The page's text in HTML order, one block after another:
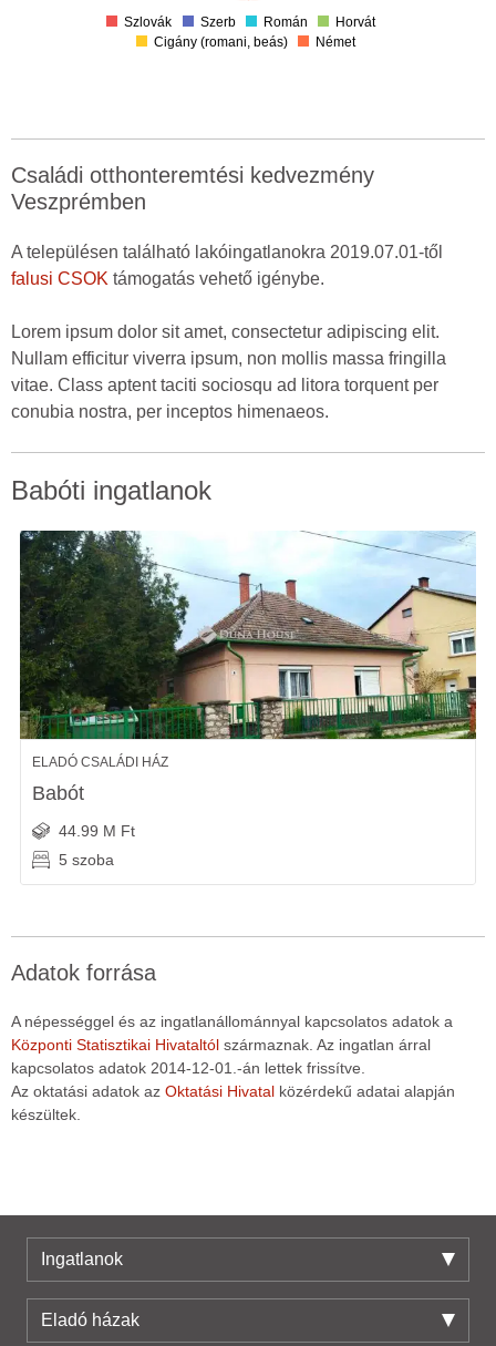
Szlovák Szerb Román
Horvát
Cigány (romani, beás)
Német
Családi otthonteremtési kedvezmény
Veszprémben
A településen található lakóingatlanokra 2019.07.01-től
falusi CSOK támogatás vehető igénybe.
Lorem ipsum dolor sit amet, consectetur adipiscing elit.
Nullam efficitur viverra ipsum, non mollis massa fringilla
vitae. Class aptent taciti sociosqu ad litora torquent per
conubia nostra, per inceptos himenaeos.
Babóti ingatlanok
ELADÓ CSALÁDI HÁZ
Babót
44.99 M Ft
5 szoba
Adatok forrása
A népességgel és az ingatlanállománnyal kapcsolatos adatok a
Központi Statisztikai Hivataltól származnak. Az ingatlan árral
kapcsolatos adatok 2014-12-01.-án lettek frissítve.
Az oktatási adatok az Oktatási Hivatal közérdekű adatai alapján
készültek.
Ingatlanok
Eladó házak